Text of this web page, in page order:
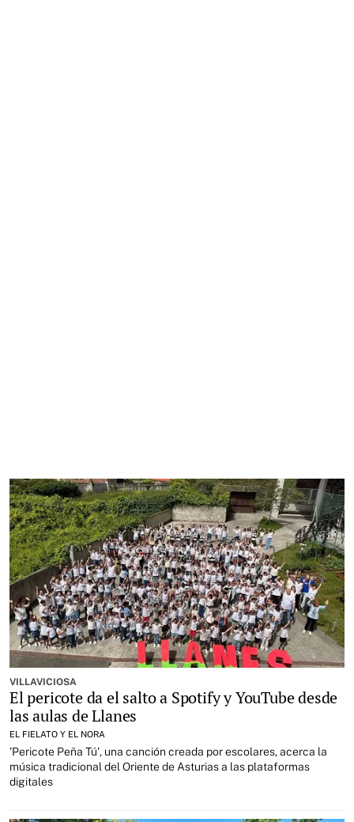
VILLAVICIOSA
El pericote da el salto a Spotify y YouTube desde
las aulas de Llanes
EL FIELATO Y EL NORA
'Pericote Peña Tú', una canción creada por escolares, acerca la
música tradicional del Oriente de Asturias a las plataformas
digitales